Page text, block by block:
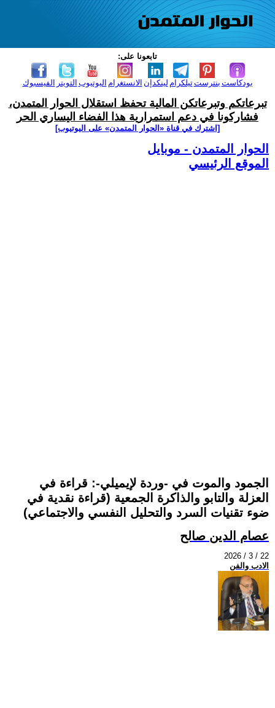
تابعونا على:
الفيسبوك التويتر اليوتيوب الانستغرام لينكدإن تيلكرامبنترست بودكاست
تبرعاتكم وتبرعاتكن المالية تحفظ استقلال الحوار المتمدن،
فشاركونا في دعم استمرارية هذا الفضاء اليساري الحر
[اشترك في قناة ‫«الحوار المتمدن» على اليوتيوب]
الحوار المتمدن - موبايل
الموقع الرئيسي
الجمود والموت في -وردة لإيميلي-: قراءة في
العزلة والتابو والذاكرة الجمعية (قراءة نقدية في
ضوء تقنيات السرد والتحليل النفسي والاجتماعي)
عصام الدين صالح
2026 / 3 / 22
الادب والفن